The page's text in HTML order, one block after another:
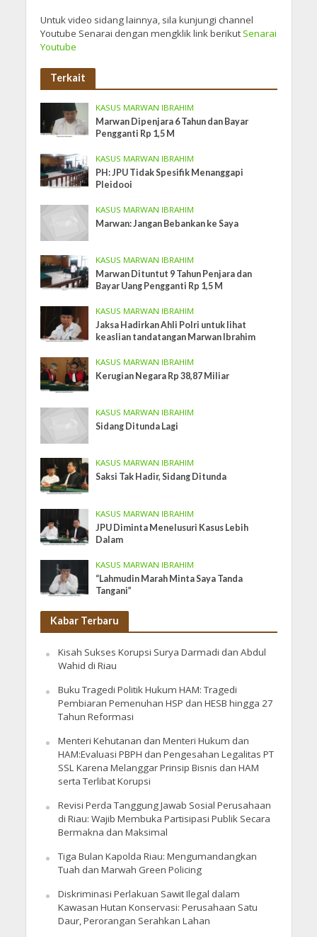
Untuk video sidang lainnya, sila kunjungi channel
Youtube Senarai dengan mengklik link berikutSenarai
Youtube
Terkait
KASUS MARWAN IBRAHIM
Marwan Dipenjara 6 Tahun dan Bayar
Pengganti Rp 1,5 M
KASUS MARWAN IBRAHIM
PH: JPU Tidak Spesifik Menanggapi
Pleidooi
KASUS MARWAN IBRAHIM
Marwan: Jangan Bebankan ke Saya
KASUS MARWAN IBRAHIM
Marwan Dituntut 9 Tahun Penjara dan
Bayar Uang Pengganti Rp 1,5 M
KASUS MARWAN IBRAHIM
Jaksa Hadirkan Ahli Polri untuk lihat
keaslian tandatangan Marwan Ibrahim
KASUS MARWAN IBRAHIM
Kerugian Negara Rp 38,87 Miliar
KASUS MARWAN IBRAHIM
Sidang Ditunda Lagi
KASUS MARWAN IBRAHIM
Saksi Tak Hadir, Sidang Ditunda
KASUS MARWAN IBRAHIM
JPU Diminta Menelusuri Kasus Lebih
Dalam
KASUS MARWAN IBRAHIM
“Lahmudin Marah Minta Saya Tanda
Tangani”
Kabar Terbaru
Kisah Sukses Korupsi Surya Darmadi dan Abdul
Wahid di Riau
Buku Tragedi Politik Hukum HAM: Tragedi
Pembiaran Pemenuhan HSP dan HESB hingga 27
Tahun Reformasi
Menteri Kehutanan dan Menteri Hukum dan
HAM:Evaluasi PBPH dan Pengesahan Legalitas PT
SSL Karena Melanggar Prinsip Bisnis dan HAM
serta Terlibat Korupsi
Revisi Perda Tanggung Jawab Sosial Perusahaan
di Riau: Wajib Membuka Partisipasi Publik Secara
Bermakna dan Maksimal
Tiga Bulan Kapolda Riau: Mengumandangkan
Tuah dan Marwah Green Policing
Diskriminasi Perlakuan Sawit Ilegal dalam
Kawasan Hutan Konservasi: Perusahaan Satu
Daur, Perorangan Serahkan Lahan